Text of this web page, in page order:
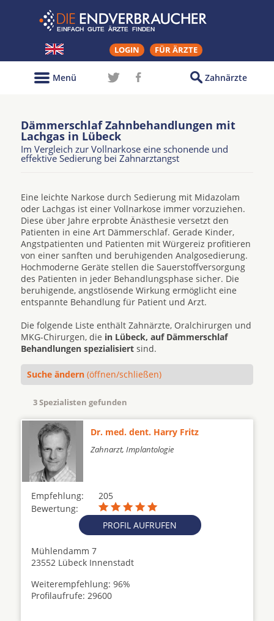
LOGIN FÜR ÄRZTE
Zahnärzte
Menü
Dämmerschlaf Zahnbehandlungen mit
Lachgas in Lübeck
Im Vergleich zur Vollnarkose eine schonende und
effektive Sedierung bei Zahnarztangst
Eine leichte Narkose durch Sedierung mit Midazolam
oder Lachgas ist einer Vollnarkose immer vorzuziehen.
Diese über Jahre erprobte Änästhesie versetzt den
Patienten in eine Art Dämmerschlaf. Gerade Kinder,
Angstpatienten und Patienten mit Würgereiz profitieren
von einer sanften und beruhigenden Analgosedierung.
Hochmoderne Geräte stellen die Sauerstoffversorgung
des Patienten in jeder Behandlungsphase sicher. Die
beruhigende, angstlösende Wirkung ermöglicht eine
entspannte Behandlung für Patient und Arzt.
Die folgende Liste enthält Zahnärzte, Oralchirurgen und
MKG-Chirurgen, die in Lübeck, auf Dämmerschlaf
Behandlungen spezialisiert sind.
Suche ändern (öffnen/schließen)
3 Spezialisten gefunden
Dr. med. dent. Harry Fritz
Zahnarzt, Implantologie
Empfehlung:
205
Bewertung:
PROFIL AUFRUFEN
Mühlendamm 7
23552 Lübeck Innenstadt
Weiterempfehlung: 96%
Profilaufrufe: 29600